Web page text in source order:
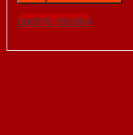
Gọi 0976.169.864